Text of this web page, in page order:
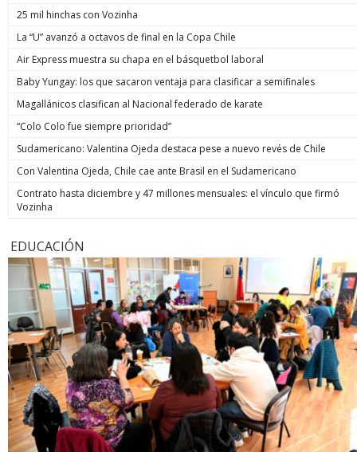
25 mil hinchas con Vozinha
La “U” avanzó a octavos de final en la Copa Chile
Air Express muestra su chapa en el básquetbol laboral
Baby Yungay: los que sacaron ventaja para clasificar a semifinales
Magallánicos clasifican al Nacional federado de karate
“Colo Colo fue siempre prioridad”
Sudamericano: Valentina Ojeda destaca pese a nuevo revés de Chile
Con Valentina Ojeda, Chile cae ante Brasil en el Sudamericano
Contrato hasta diciembre y 47 millones mensuales: el vínculo que firmó
Vozinha
EDUCACIÓN